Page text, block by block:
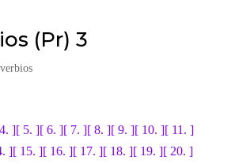
(Pr) 3
][ 5. ][ 6. ][ 7. ][ 8. ][ 9. ][ 10. ][ 11. ]
][ 15. ][ 16. ][ 17. ][ 18. ][ 19. ][ 20. ]